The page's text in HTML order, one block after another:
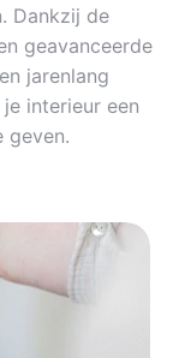
Dankzij de
geavanceerde
jarenlang
interieur een
geven.